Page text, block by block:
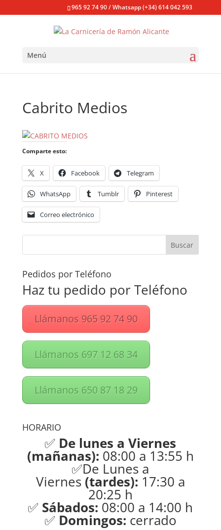
965 92 74 90 / Whatsapp (+34) 614 042 593
Menú
Cabrito Medios
Comparte esto:
X Facebook Telegram
WhatsApp Tumblr Pinterest
Correo electrónico
Pedidos por Teléfono
Haz tu pedido por Teléfono
Llámanos 965 92 74 90
Llámanos 697 12 68 34
Llámanos 650 87 18 29
HORARIO
✅ De lunes a Viernes
(mañanas): 08:00 a 13:55 h
✅De Lunes a
Viernes(tardes): 17:30 a
20:25 h
✅ Sábados: 08:00 a 14:00 h
✅ Domingos: cerrado